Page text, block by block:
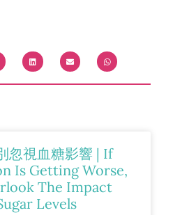
忽視血糖影響 | If
Is Getting Worse,
The Impact
Levels